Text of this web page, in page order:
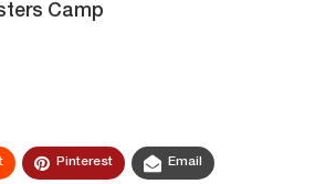
Camp
Pinterest Email